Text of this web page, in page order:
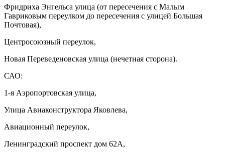
Фридриха Энгельса улица (от пересечения с Малым
Гавриковым переулком до пересечения с улицей Большая
Почтовая),
Центросоюзный переулок,
Новая Переведеновская улица (нечетная сторона).
САО:
1-я Аэропортовская улица,
Улица Авиаконструктора Яковлева,
Авиационный переулок,
Ленинградский проспект дом 62А,